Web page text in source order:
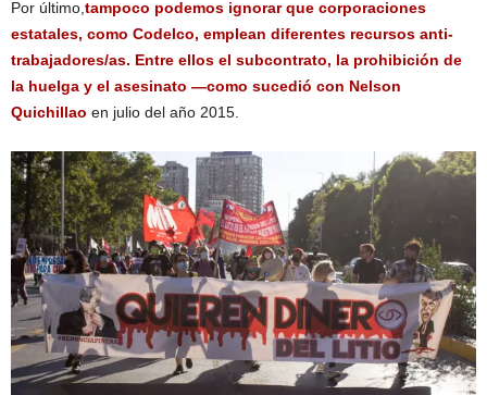
Por último, tampoco podemos ignorar que corporaciones
estatales, como Codelco, emplean diferentes recursos anti-
trabajadores/as. Entre ellos el subcontrato, la prohibición de
la huelga y el asesinato —como sucedió con Nelson
Quichillao en julio del año 2015.